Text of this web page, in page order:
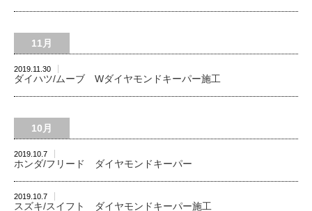
11月
2019.11.30
ダイハツ/ムーブ Wダイヤモンドキーパー施工
10月
2019.10.7
ホンダ/フリード ダイヤモンドキーパー
2019.10.7
スズキ/スイフト ダイヤモンドキーパー施工